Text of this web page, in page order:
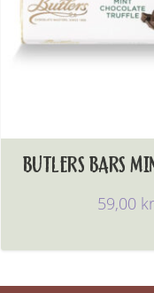
BUTLERS BARS
59,00 kr